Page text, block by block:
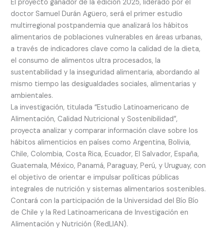
El proyecto ganador de la edición 2025, liderado por el
doctor Samuel Durán Agüero, será el primer estudio
multirregional postpandemia que analizará los hábitos
alimentarios de poblaciones vulnerables en áreas urbanas,
a través de indicadores clave como la calidad de la dieta,
el consumo de alimentos ultra procesados, la
sustentabilidad y la inseguridad alimentaria, abordando al
mismo tiempo las desigualdades sociales, alimentarias y
ambientales.
La investigación, titulada “Estudio Latinoamericano de
Alimentación, Calidad Nutricional y Sostenibilidad”,
proyecta analizar y comparar información clave sobre los
hábitos alimenticios en países como Argentina, Bolivia,
Chile, Colombia, Costa Rica, Ecuador, El Salvador, España,
Guatemala, México, Panamá, Paraguay, Perú, y Uruguay, con
el objetivo de orientar e impulsar políticas públicas
integrales de nutrición y sistemas alimentarios sostenibles.
Contará con la participación de la Universidad del Bío Bío
de Chile y la Red Latinoamericana de Investigación en
Alimentación y Nutrición (RedLIAN).